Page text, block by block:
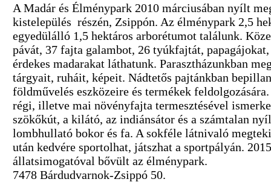
A Madár és Élménypark 2010 márciusában nyílt
kistelepülés részén, Zsippón. Az élménypark 2,5
egyedülálló 1,5 hektáros arborétumot találunk.
pávát, 37 fajta galambot, 26 tyúkfajtát,
érdekes madarakat láthatunk. Parasztházunkban
tárgyait, ruháit, képeit. Nádtetős pajtánkban
földművelés eszközeire és termékek
régi, illetve mai növényfajta termesztésével
szökőkút, a kilátó, az indiánsátor és a számtalan
lombhullató bokor és fa. A sokféle látnivaló
után kedvére sportolhat, játszhat a sportpályán.
állatsimogatóval bővült az élménypark.
7478 Bárdudvarnok-Zsippó 50.